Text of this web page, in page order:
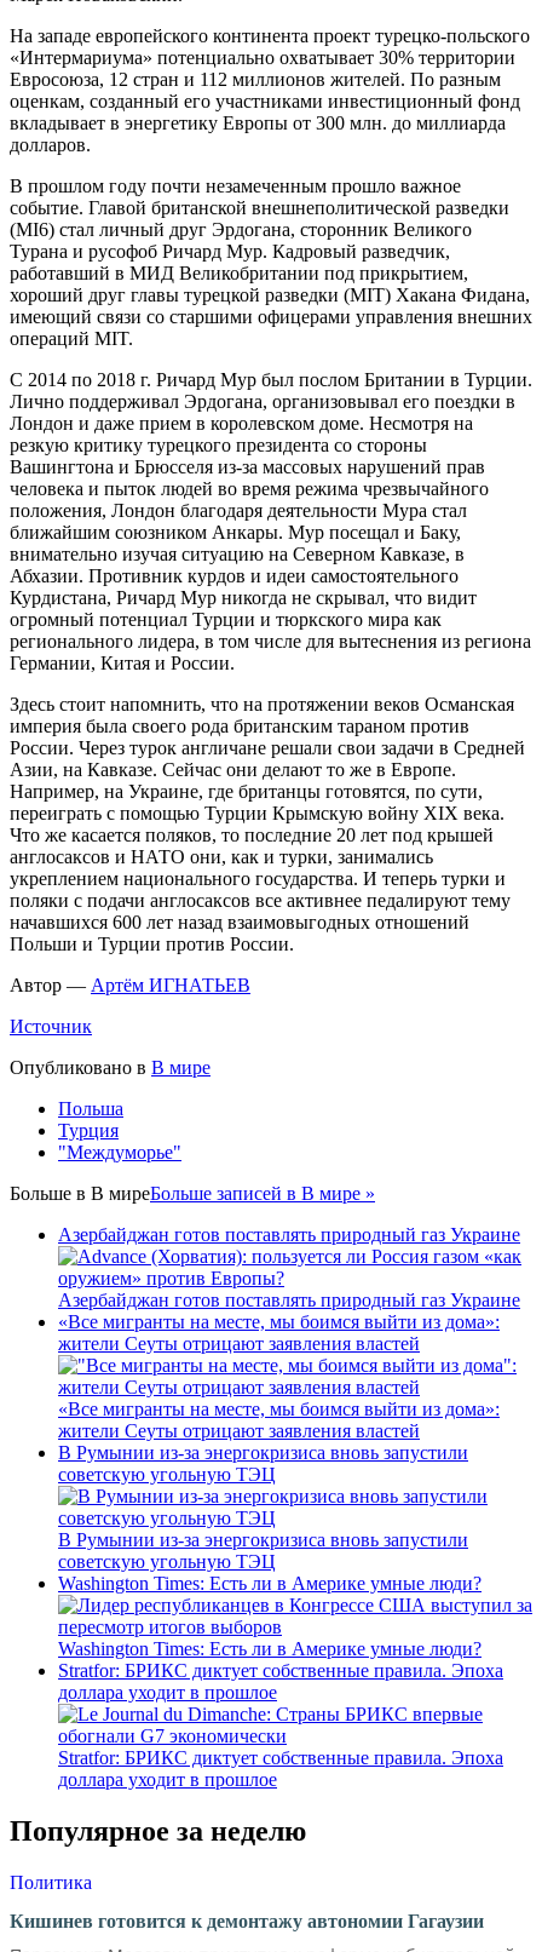
На западе европейского континента проект турецко-польского
«Интермариума» потенциально охватывает 30% территории
Евросоюза, 12 стран и 112 миллионов жителей. По разным
оценкам, созданный его участниками инвестиционный фонд
вкладывает в энергетику Европы от 300 млн. до миллиарда
долларов.
В прошлом году почти незамеченным прошло важное
событие. Главой британской внешнеполитической разведки
(MI6) стал личный друг Эрдогана, сторонник Великого
Турана и русофоб Ричард Мур. Кадровый разведчик,
работавший в МИД Великобритании под прикрытием,
хороший друг главы турецкой разведки (MIT) Хакана Фидана,
имеющий связи со старшими офицерами управления внешних
операций MIT.
С 2014 по 2018 г. Ричард Мур был послом Британии в Турции.
Лично поддерживал Эрдогана, организовывал его поездки в
Лондон и даже прием в королевском доме. Несмотря на
резкую критику турецкого президента со стороны
Вашингтона и Брюсселя из-за массовых нарушений прав
человека и пыток людей во время режима чрезвычайного
положения, Лондон благодаря деятельности Мура стал
ближайшим союзником Анкары. Мур посещал и Баку,
внимательно изучая ситуацию на Северном Кавказе, в
Абхазии. Противник курдов и идеи самостоятельного
Курдистана, Ричард Мур никогда не скрывал, что видит
огромный потенциал Турции и тюркского мира как
регионального лидера, в том числе для вытеснения из региона
Германии, Китая и России.
Здесь стоит напомнить, что на протяжении веков Османская
империя была своего рода британским тараном против
России. Через турок англичане решали свои задачи в Средней
Азии, на Кавказе. Сейчас они делают то же в Европе.
Например, на Украине, где британцы готовятся, по сути,
переиграть с помощью Турции Крымскую войну XIX века.
Что же касается поляков, то последние 20 лет под крышей
англосаксов и НАТО они, как и турки, занимались
укреплением национального государства. И теперь турки и
поляки с подачи англосаксов все активнее педалируют тему
начавшихся 600 лет назад взаимовыгодных отношений
Польши и Турции против России.
Автор — Артём ИГНАТЬЕВ
Источник
Опубликовано в В мире
Польша
Турция
"Междуморье"
Больше в В миреБольше записей в В мире »
Азербайджан готов поставлять природный газ Украине
Азербайджан готов поставлять природный газ Украине
«Все мигранты на месте, мы боимся выйти из дома»:
жители Сеуты отрицают заявления властей
«Все мигранты на месте, мы боимся выйти из дома»:
жители Сеуты отрицают заявления властей
В Румынии из-за энергокризиса вновь запустили
советскую угольную ТЭЦ
В Румынии из-за энергокризиса вновь запустили
советскую угольную ТЭЦ
Washington Times: Есть ли в Америке умные люди?
Washington Times: Есть ли в Америке умные люди?
Stratfor: БРИКС диктует собственные правила. Эпоха
доллара уходит в прошлое
Stratfor: БРИКС диктует собственные правила. Эпоха
доллара уходит в прошлое
Популярное за неделю
Политика
Кишинев готовится к демонтажу автономии Гагаузии